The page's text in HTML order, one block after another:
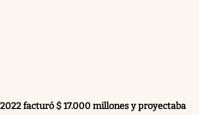
facturó $ 17.000 millones y proyectaba